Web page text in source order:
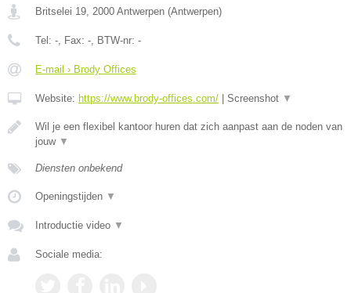
Britselei 19 2000 Antwerpen (Antwerpen)
Tel: - , Fax: - , BTW-nr: -
E-mail › Brody Offices
Website: https://www.brody-offices.com/ | Screenshot ▼
Wil je een flexibel kantoor huren dat zich aanpast aan de noden van
jouw ▼
Diensten onbekend
Openingstijden ▼
Introductie video ▼
Sociale media: